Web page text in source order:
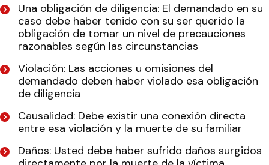
Una obligación de diligencia: El demandado en su
caso debe haber tenido con su ser querido la
obligación de tomar un nivel de precauciones
razonables según las circunstancias
Violación: Las acciones u omisiones del
demandado deben haber violado esa obligación
de diligencia
Causalidad: Debe existir una conexión directa
entre esa violación y la muerte de su familiar
Daños: Usted debe haber sufrido daños surgidos